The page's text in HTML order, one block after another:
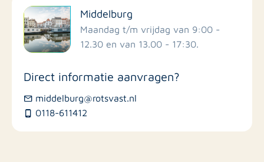
Scholen
Busstations
Middelburg
Maandag t/m vrijdag van 9:00 -
12.30 en van 13.00 - 17:30.
Direct informatie aanvragen?
middelburg@rotsvast.nl
0118-611412